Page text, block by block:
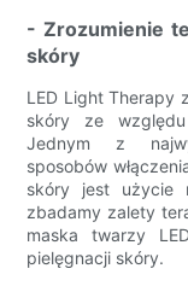
- Zrozumienie
skóry
LED Light Therapy
skóry ze
Jednym z
sposobów
skóry jest użycie
zbadamy zalety
maska ​​twarzy
pielęgnacji skóry.